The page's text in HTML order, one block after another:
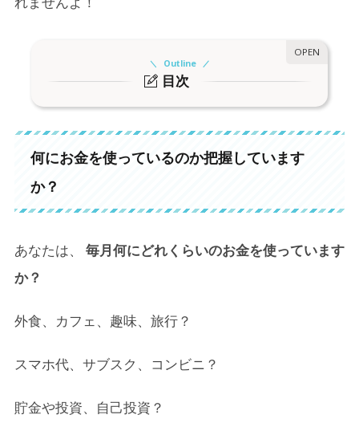
目次
Outline
2. それは本当に「心の底から使いたい」と思ってい
ますか？
3.
う
6-1. １）人間関係の質
6-2. ２）自分で決められる自由
何にお金を使っているのか把握しています
か？
あなたは、 毎月何にどれくらいのお金を使っています
か？
外食、カフェ、趣味、旅行？
スマホ代、サブスク、コンビニ？
貯金や投資、自己投資？